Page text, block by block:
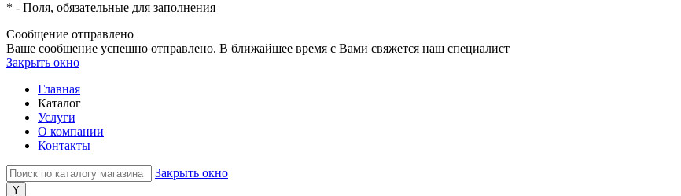
* - Поля, обязательные для заполнения
Сообщение отправлено
Ваше сообщение успешно отправлено. В ближайшее время с Вами свяжется наш специалист
Закрыть окно
Главная
Каталог
Услуги
О компании
Контакты
Закрыть окно